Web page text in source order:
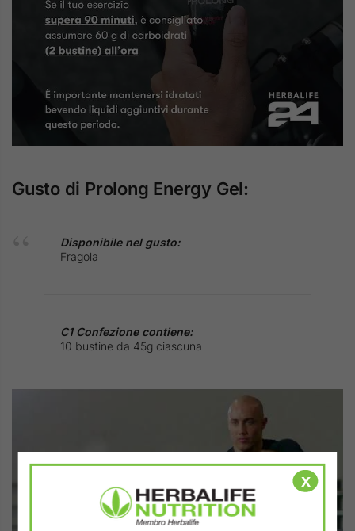
x
Gusto di Prolong Energy Gel:
Disponibile nel gusto:
Fragola
C1 Confezione contiene:
10 bustine da 45g ciascuna